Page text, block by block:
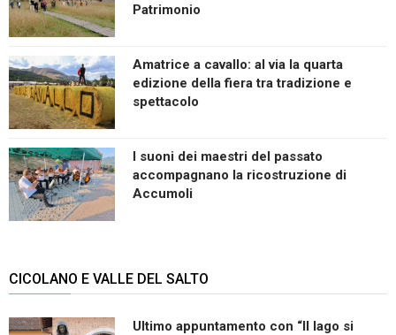
Patrimonio
Amatrice a cavallo: al via la quarta
edizione della fiera tra tradizione e
spettacolo
I suoni dei maestri del passato
accompagnano la ricostruzione di
Accumoli
CICOLANO E VALLE DEL SALTO
Ultimo appuntamento con “Il lago si